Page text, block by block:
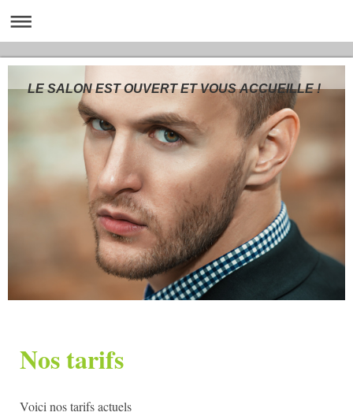
LE SALON EST OUVERT ET VOUS ACCUEILLE !
Nos tarifs
Voici nos tarifs actuels